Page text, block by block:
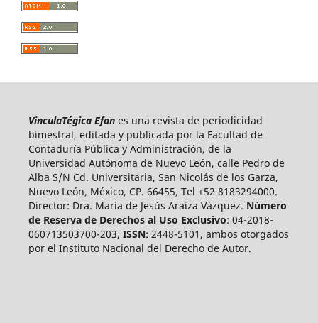
VinculaTégica Efanes una revista de periodicidad
bimestral, editada y publicada por la Facultad de
Contaduría Pública y Administración, de la
Universidad Autónoma de Nuevo León, calle Pedro de
Alba S/N Cd. Universitaria, San Nicolás de los Garza,
Nuevo León, México, CP. 66455, Tel +52 8183294000.
Director: Dra. María de Jesús Araiza Vázquez. Número
de Reserva de Derechos al Uso Exclusivo: 04-2018-
060713503700-203, ISSN: 2448-5101, ambos otorgados
por el Instituto Nacional del Derecho de Autor.